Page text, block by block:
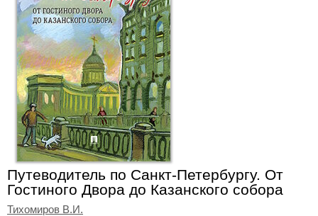
Путеводитель по Санкт-Петербургу. От
Гостиного Двора до Казанского собора
Тихомиров В.И.